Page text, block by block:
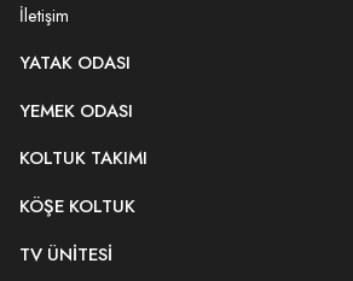
İletişim
YATAK ODASI
YEMEK ODASI
KOLTUK TAKIMI
KÖŞE KOLTUK
TV ÜNITESI